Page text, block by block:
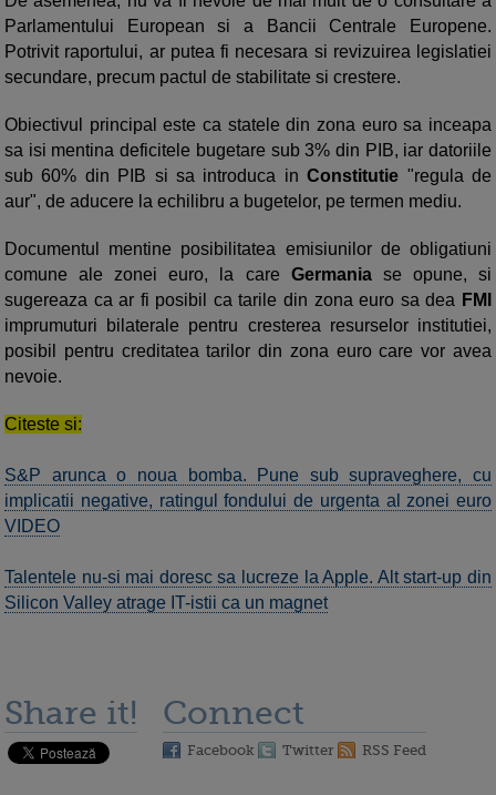
Parlamentului European si a Bancii Centrale Europene.
Potrivit raportului, ar putea fi necesara si revizuirea legislatiei
secundare, precum pactul de stabilitate si crestere.
Obiectivul principal este ca statele din zona euro sa inceapa
sa isi mentina deficitele bugetare sub 3% din PIB, iar datoriile
sub 60% din PIB si sa introduca inConstitutie "regula de
aur", de aducere la echilibru a bugetelor, pe termen mediu.
Documentul mentine posibilitatea emisiunilor de obligatiuni
comune ale zonei euro, la care Germaniase opune, si
sugereaza ca ar fi posibil ca tarile din zona euro sa dea FMI
imprumuturi bilaterale pentru cresterea resurselor institutiei,
posibil pentru creditatea tarilor din zona euro care vor avea
nevoie.
Citeste si:
S&P arunca o noua bomba. Pune sub supraveghere, cu
implicatii negative, ratingul fondului de urgenta al zonei euro
VIDEO
Talentele nu-si mai doresc sa lucreze la Apple. Alt start-up din
Silicon Valley atrage IT-istii ca un magnet
Share it! Connect
Facebook Twitter RSS Feed